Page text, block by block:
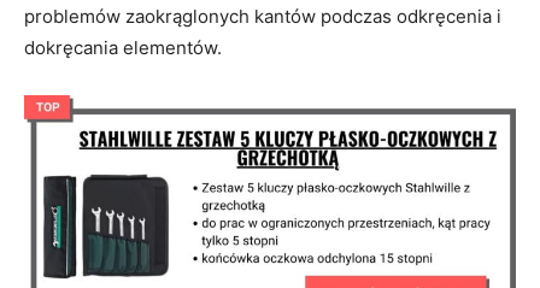
problemów zaokrąglonych kantów podczas odkręcenia i
dokręcania elementów.